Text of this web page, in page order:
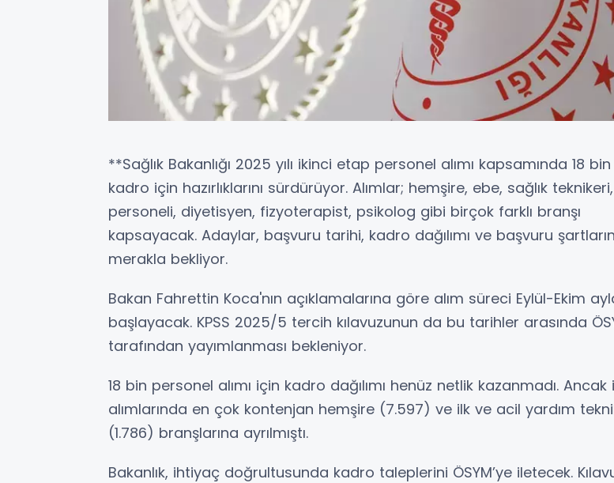
**Sağlık Bakanlığı 2025 yılı ikinci etap personel alımı kapsamında 18
kadro için hazırlıklarını sürdürüyor. Alımlar; hemşire, ebe, sağlık
personeli, diyetisyen, fizyoterapist, psikolog gibi birçok farklı branşı
kapsayacak. Adaylar, başvuru tarihi, kadro dağılımı ve başvuru
merakla bekliyor.
Bakan Fahrettin Koca'nın açıklamalarına göre alım süreci Eylül-Ekim
başlayacak. KPSS 2025/5 tercih kılavuzunun da bu tarihler arasında
tarafından yayımlanması bekleniyor.
18 bin personel alımı için kadro dağılımı henüz netlik kazanmadı.
alımlarında en çok kontenjan hemşire (7.597) ve ilk ve acil yardım
(1.786) branşlarına ayrılmıştı.
Bakanlık, ihtiyaç doğrultusunda kadro taleplerini ÖSYM’ye iletecek.